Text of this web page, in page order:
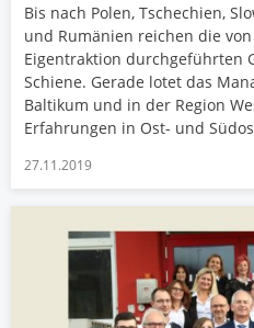
Bis nach Polen, Tschechien,
und Rumänien reichen die
Eigentraktion durchgeführten
Schiene. Gerade lotet das
Baltikum und in der Region
Erfahrungen in Ost- und
27.11.2019